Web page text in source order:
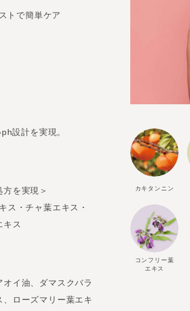
トで簡単ケア
設計を実現。
を実現＞
ス・チャ葉エキス・
キス
イ油、ダマスクバラ
ローズマリー葉エキ
カキタンニン
コンフリー葉
エキス